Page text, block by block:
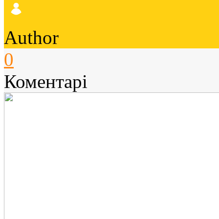
Author
0
Коментарі